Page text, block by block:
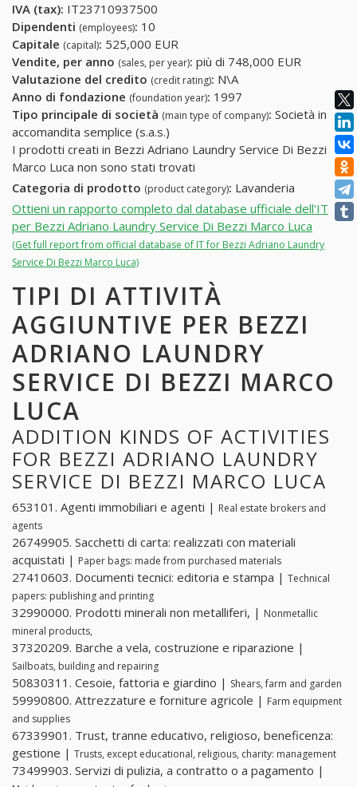
IVA (tax): IT23710937500
Dipendenti (employees): 10
Capitale (capital): 525,000 EUR
Vendite, per anno (sales, per year): più di 748,000 EUR
Valutazione del credito (credit rating): N\A
Anno di fondazione (foundation year): 1997
Tipo principale di società (main type of company): Società in
accomandita semplice (s.a.s.)
I prodotti creati in Bezzi Adriano Laundry Service Di Bezzi
Marco Luca non sono stati trovati
Categoria di prodotto (product category): Lavanderia
Ottieni un rapporto completo dal database ufficiale dell'IT
per Bezzi Adriano Laundry Service Di Bezzi Marco Luca
(Get full report from official database of IT for Bezzi Adriano Laundry
Service Di Bezzi Marco Luca)
TIPI DI ATTIVITÀ
AGGIUNTIVE PER BEZZI
ADRIANO LAUNDRY
SERVICE DI BEZZI MARCO
LUCA
ADDITION KINDS OF ACTIVITIES
FOR BEZZI ADRIANO LAUNDRY
SERVICE DI BEZZI MARCO LUCA
653101. Agenti immobiliari e agenti | Real estate brokers and
agents
26749905. Sacchetti di carta: realizzati con materiali
acquistati | Paper bags: made from purchased materials
27410603. Documenti tecnici: editoria e stampa | Technical
papers: publishing and printing
32990000. Prodotti minerali non metalliferi, | Nonmetallic
mineral products,
37320209. Barche a vela, costruzione e riparazione |
Sailboats, building and repairing
50830311. Cesoie, fattoria e giardino | Shears, farm and garden
59990800. Attrezzature e forniture agricole | Farm equipment
and supplies
67339901. Trust, tranne educativo, religioso, beneficenza:
gestione | Trusts, except educational, religious, charity: management
73499903. Servizi di pulizia, a contratto o a pagamento |